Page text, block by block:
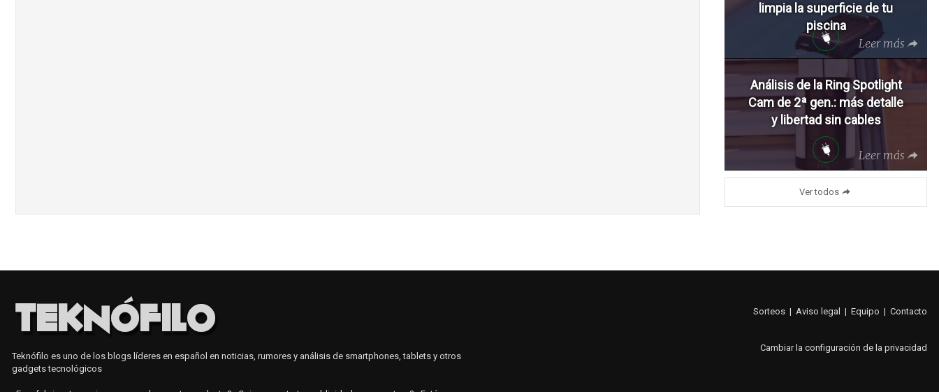
limpia la superficie de tu
piscina
Leer más
Análisis de la Ring Spotlight
Cam de 2ª gen.: más detalle
y libertad sin cables
Leer más
Ver todos
Teknófilo es uno de los blogs líderes en español en noticias, rumores y análisis de smartphones, tablets y otros
gadgets tecnológicos
Sorteos | Aviso legal | Equipo | Contacto
Cambiar la configuración de la privacidad